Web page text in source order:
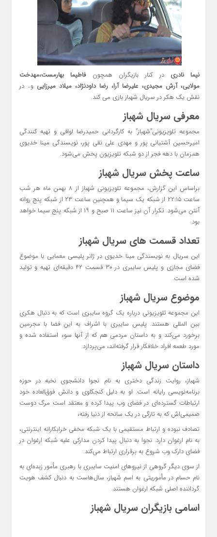
نیما نادری در کنار بازیگران همچونفاطیما بهارمست،مهدخت
مولایی، آرش مجیدی، علیرضا آرا، رضا داودنژاد، میلاد میرزاییو.. در
نقش یک هکر در سریال شهباز بازی می کند.
معرفی سریال شهباز
مجموعه تلویزیونی”شهباز” به کارگردانی حمیدرضا لوافی و تهیه کنندگی
امیرحسین آشتیانی پور و مهدی علی نقی پور، نویسندگی مینا خدیوی
همزمان با دهه فجر از دو شبکه تلویزیون پخش می‌شود.
ساعت پخش سریال شهباز
براساس این گزارش، مجموعه تلویزیونی شهباز از ۸ بهمن ماه هر شب
ساعت ۲۲:۱۵ از شبکه یک سیما و همچنین ساعت ۲۳ از شبکه پنج روانه
آنتن می‌شود. تکرار آن نیز ساعت ۱۱ صبح و ۱۹ از شبکه پنج سیما خواهد
بود.
تعداد قسمت های سریال شهباز
این سریال به نویسندگی مینا خدیوی در ژانر پلیسی معمایی با موضوع
فضای مجازی و پلیس سایبری در ۳۰ قسمت ۴۲ دقیقه‌ای تهیه و تولید
شده است.
موضوع سریال شهباز
این مجموعه تلویزیونی درباره یک گروه سایبری است که به دنبال هکری
بین المللی هستند. پلیس سایبری با اشراف به این فضا با مجرمین
برخورد می‌کند و به داستان مردمی هم که از آنها سوء استفاده شده و
مورد طعمه افراد خلافکار قرار گرفته‌اند، می‌پردازد.
داستان سریال شهباز
شهباز، روایت زندگی دختری به نام نجوا دانشجوی نخبه در حوزه
برنامه‌نویسی رایانه است. او به دلیل کنجکاوی و دانش فوق‌العاده خود
ارتباطات گسترده‌ای در فضای وب پیدا کرده و معتقد است مرگ دوست
صمیمی‌اش که به تازگی در یک سانحه از دنیا رفته،
تصادف نبوده و ارتباط مستقیمی با یک شبکه مخفی خرابکارانه اینترنتی،
به نام ارغوان دارد. نجوا به دنبال پیدا کردن مدارکی علیه شبکه ارغوان در
فضای دارک وب شروع به برقراری ارتباط می‌کند.
از سوی دیگر گروهی از نیروهای امنیت سایبری با رهبری مأمور زبده‌ای به
نام حسام در مأموریتی به اسم شهباز، سال‌هاست به دنبال کشف هویت
گرداننده اصلی شبکه ارغوان هستند.
اسامی بازیگران سریال شهباز